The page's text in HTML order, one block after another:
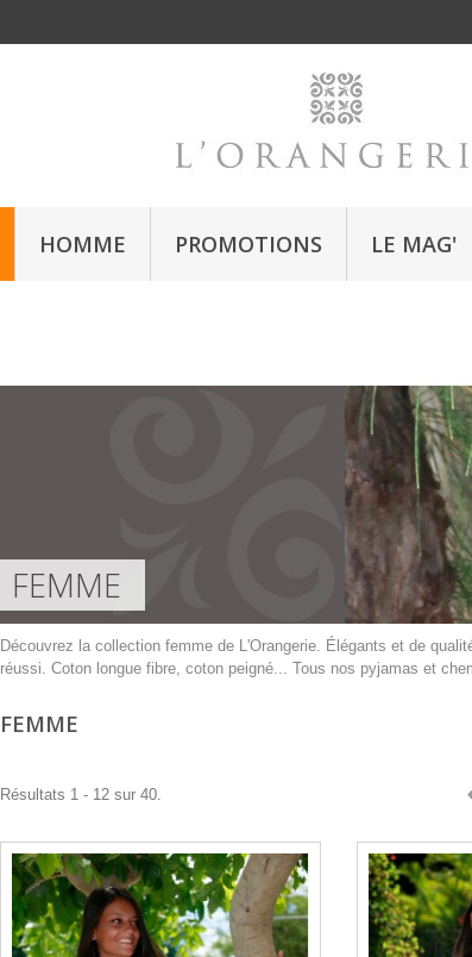
HOMME PROMOTIONS LE MAG'
FEMME
Découvrez la collection femme de L'Orangerie. Élégants et de
réussi. Coton longue fibre, coton peigné... Tous nos pyjamas et
FEMME
Résultats 1 - 12 sur 40.